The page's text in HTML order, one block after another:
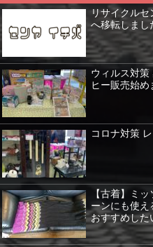
リサイクル
へ移転しまし
ウィルス対策
ヒー販売始め
コロナ対策
【古着】ミ
ーンにも使え
おすすめした